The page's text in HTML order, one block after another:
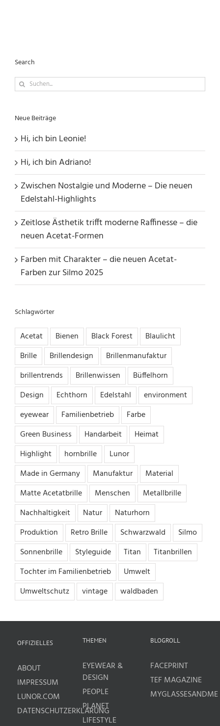
Search
Suche
Neue Beiträge
Hi, ich bin Leonie!
Hi, ich bin Adriano!
Zwischen Nostalgie und Moderne – Die neuen
Edelstahl-Highlights
Zeitlose Ästhetik trifft moderne Raffinesse – die
neuen Acetat-Formen
Farben mit Charakter – die neuen Acetat-
Farben zur Silmo 2025
Schlagwörter
Acetat Bienen Black Forest
Blaulicht
Brille
Brillendesign
Brillenmanufaktur
brillentrends
Brillenwissen
Büffelhorn
Design
Echthorn Edelstahl
environment
eyewear
Familienbetrieb
Farbe
Green Business
Handarbeit
Heimat
Highlight
hornbrille
Lunor
Made in Germany
Manufaktur
Material
Matte Acetatbrille
Menschen
Metallbrille
Nachhaltigkeit
Natur
Naturhorn
Produktion
Retro Brille Schwarzwald
Silmo
Sonnenbrille
Styleguide Titan
Titanbrillen
Tochter im Familienbetrieb
Umwelt
Umweltschutz
vintage waldbaden
OFFIZIELLES
ABOUT
IMPRESSUM
LUNOR.COM
DATENSCHUTZERKLÄRUNG
THEMEN
EYEWEAR &
DESIGN
PEOPLE
PLANET
LIFESTYLE
BLOGROLL
FACEPRINT
TEF MAGAZINE
MYGLASSESANDME